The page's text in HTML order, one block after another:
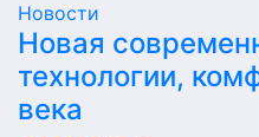
Новости
Новая
технологии,
века